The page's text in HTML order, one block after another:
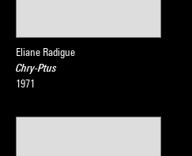
Eliane Radigue
Chry-Ptus
1971